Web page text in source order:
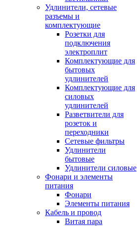
Удлинители, сетевые
разъемы и
комплектующие
Розетки для
подключения
электроплит
Комплектующие для
бытовых
удлинителей
Комплектующие для
силовых
удлинителей
Разветвители для
розеток и
переходники
Сетевые фильтры
Удлинители
бытовые
Удлинители силовые
Фонари и элементы
питания
Фонари
Элементы питания
Кабель и провод
Витая пара